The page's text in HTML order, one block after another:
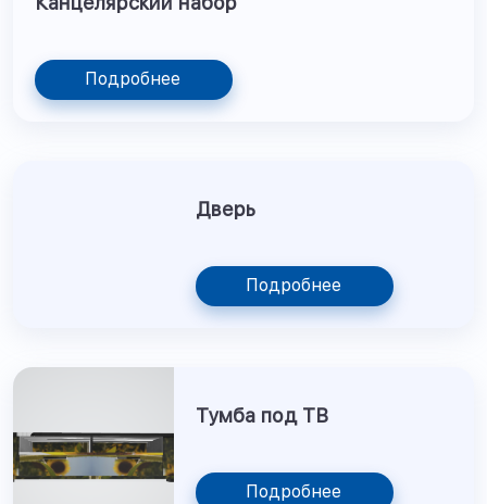
Подробнее
Дверь
Подробнее
Тумба под ТВ
Подробнее